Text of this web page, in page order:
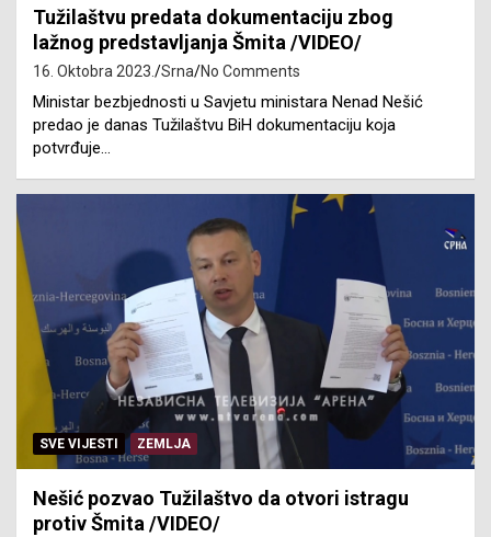
Tužilaštvu predata dokumentaciju zbog
lažnog predstavljanja Šmita /VIDEO/
16. Oktobra 2023. Srna No Comments
Ministar bezbjednosti u Savjetu ministara Nenad Nešić
predao je danas Tužilaštvu BiH dokumentaciju koja
potvrđuje…
SVE VIJESTI ZEMLJA
Nešić pozvao Tužilaštvo da otvori istragu
protiv Šmita /VIDEO/